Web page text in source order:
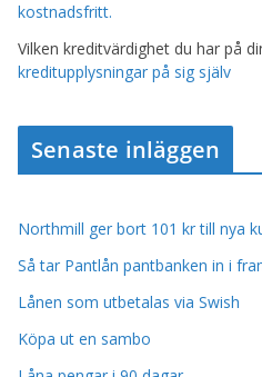
kostnadsfritt.
Vilken kreditvärdighet du har på
kreditupplysningar på sig själv
Senaste inläggen
Northmill ger bort 101 kr till nya
Så tar Pantlån pantbanken in i
Lånen som utbetalas via Swish
Köpa ut en sambo